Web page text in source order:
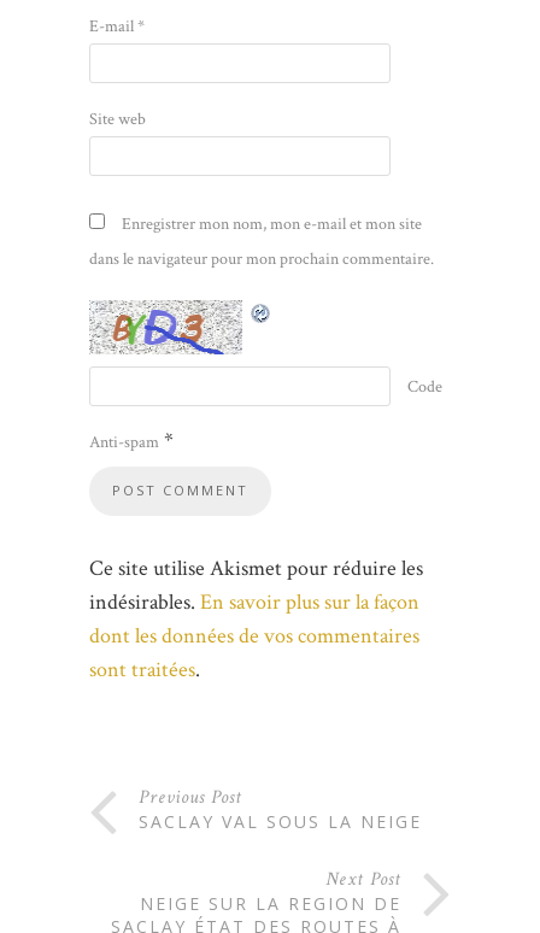
E-mail*
Site web
Enregistrer mon nom, mon e-mail et mon site
dans le navigateur pour mon prochain commentaire.
Code
Anti-spam *
Ce site utilise Akismet pour réduire les
indésirables. En savoir plus sur la façon
dont les données de vos commentaires
sont traitées.
Previous Post
SACLAY VAL SOUS LA NEIGE
Next Post
NEIGE SUR LA REGION DE
SACLAY ÉTAT DES ROUTES À